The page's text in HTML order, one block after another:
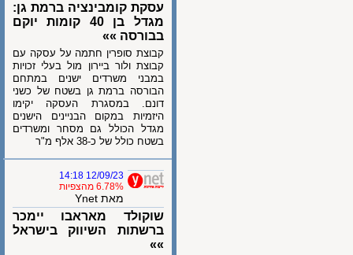
עסקת קומבינציה ברמת גן:
מגדל בן 40 קומות יוקם
בבורסה »»
קבוצת סופרין חתמה על עסקה עם
קבוצת ולור ביירון מול בעלי זכויות
במבני משרדים ישנים במתחם
הבורסה ברמת גן בשטח של כשני
דונם. במסגרת העסקה יקימו
היזמיות במקום הבניינים הישנים
מגדל הכולל גם מסחר ומשרדים
בשטח כולל של כ-38 אלף מ"ר
12/09/23 14:18
6.78% מהצפיות
מאת Ynet
שוקולד מאראבו יימכר
ברשתות השיווק בישראל